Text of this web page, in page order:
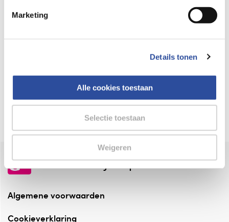
Marketing
Details tonen
Alle cookies toestaan
Selectie toestaan
Weigeren
⁠Verantwoorde zorg, ⁠ook online.
Altijd onze folder bij de hand
Check onze folders ⁠bij AlleFolders.
de vriendelijke specialist
Algemene voorwaarden
Cookieverklaring